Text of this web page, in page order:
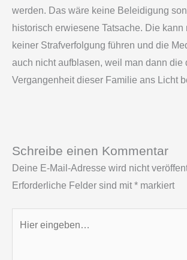
werden. Das wäre keine Beleidigung
historisch erwiesene Tatsache. Die kann
keiner Strafverfolgung führen und die
auch nicht aufblasen, weil man dann die
Vergangenheit dieser Familie ans Licht
Schreibe einen Kommentar
Deine E-Mail-Adresse wird nicht
Erforderliche Felder sind mit * markiert